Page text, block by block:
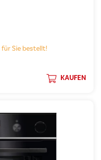
Sie bestellt!
KAUFEN